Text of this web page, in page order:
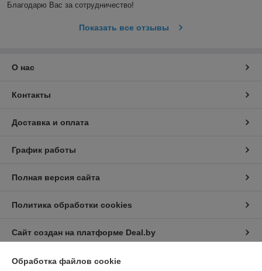
Благодарю Вас за сотрудничество!
Показать все отзывы
О нас
Контакты
Доставка и оплата
График работы
Полная версия сайта
Политика обработки cookies
Сайт создан на платформе Deal.by
Обработка файлов cookie